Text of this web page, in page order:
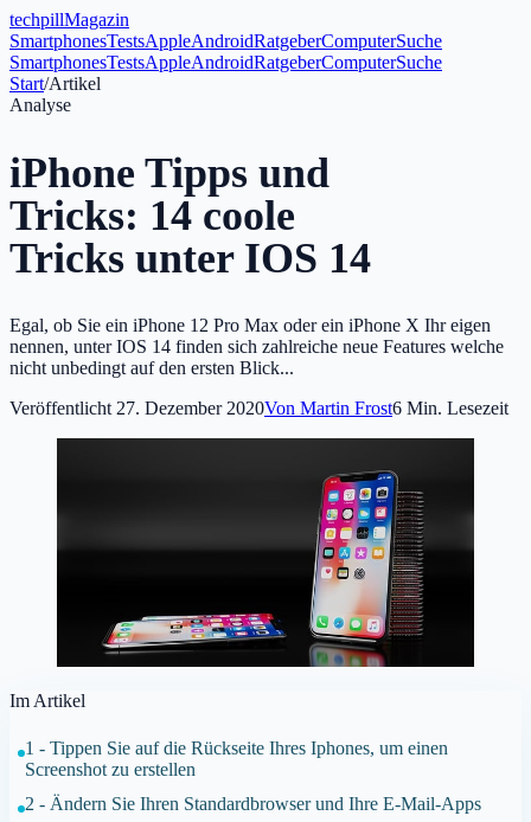
techpillMagazin
SmartphonesTestsAppleAndroidRatgeberComputerSuche
SmartphonesTestsAppleAndroidRatgeberComputerSuche
Start/Artikel
Analyse
iPhone Tipps und
Tricks: 14 coole
Tricks unter IOS 14
Egal, ob Sie ein iPhone 12 Pro Max oder ein iPhone X Ihr eigen
nennen, unter IOS 14 finden sich zahlreiche neue Features welche
nicht unbedingt auf den ersten Blick...
Veröffentlicht 27. Dezember 2020Von Martin Frost6 Min. Lesezeit
Im Artikel
1 - Tippen Sie auf die Rückseite Ihres Iphones, um einen
Screenshot zu erstellen
2 - Ändern Sie Ihren Standardbrowser und Ihre E-Mail-Apps